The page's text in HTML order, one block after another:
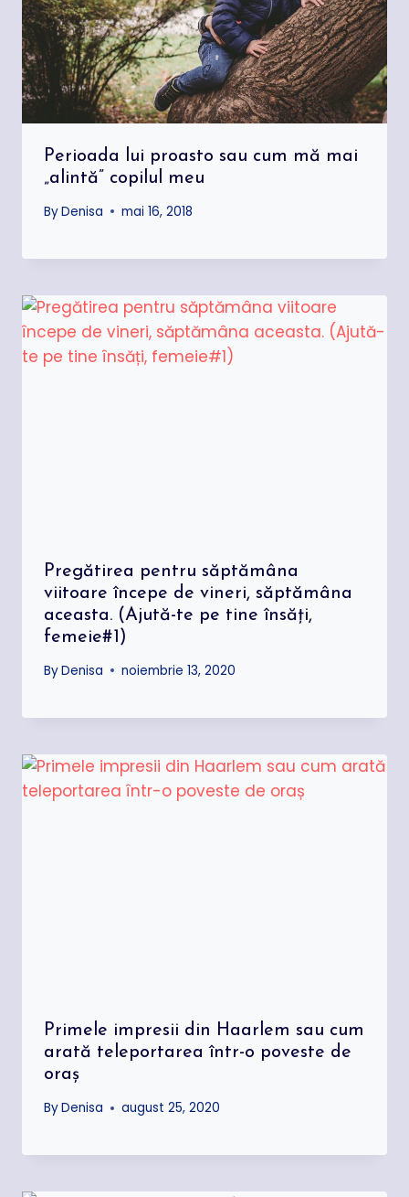
Perioada lui proasto sau cum mă mai
„alintă” copilul meu
ByDenisa mai 16, 2018
Pregătirea pentru săptămâna
viitoare începe de vineri, săptămâna
aceasta. (Ajută-te pe tine însăți,
femeie#1)
ByDenisa noiembrie 13, 2020
Primele impresii din Haarlem sau cum
arată teleportarea într-o poveste de
oraș
ByDenisa august 25, 2020